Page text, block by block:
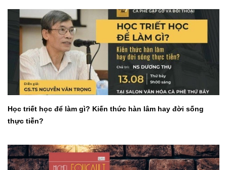
Học triết học để làm gì? Kiến thức hàn lâm hay đời sống
thực tiễn?